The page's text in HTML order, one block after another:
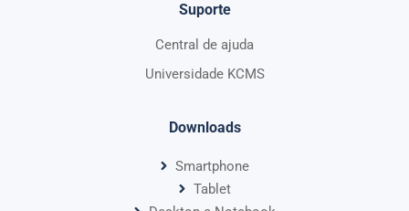
Suporte
Central de ajuda
Universidade KCMS
Downloads
Smartphone
Tablet